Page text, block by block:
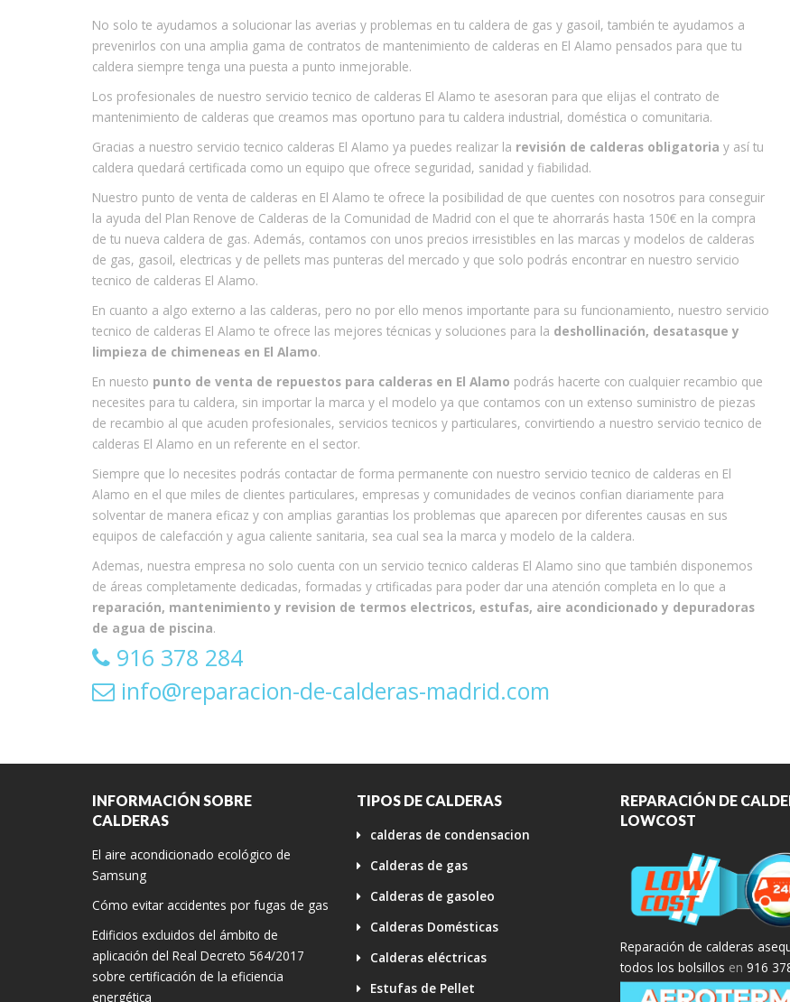
No solo te ayudamos a solucionar las averias y problemas en tu caldera de gas y gasoil, también te ayudamos a
prevenirlos con una amplia gama de contratos de mantenimiento de calderas en El Alamo pensados para que tu
caldera siempre tenga una puesta a punto inmejorable.
Los profesionales de nuestro servicio tecnico de calderas El Alamo te asesoran para que elijas el contrato de
mantenimiento de calderas que creamos mas oportuno para tu caldera industrial, doméstica o comunitaria.
Gracias a nuestro servicio tecnico calderas El Alamo ya puedes realizar la revisión de calderas obligatoria y así tu
caldera quedará certificada como un equipo que ofrece seguridad, sanidad y fiabilidad.
Nuestro punto de venta de calderas en El Alamo te ofrece la posibilidad de que cuentes con nosotros para conseguir
la ayuda del Plan Renove de Calderas de la Comunidad de Madrid con el que te ahorrarás hasta 150€ en la compra
de tu nueva caldera de gas. Además, contamos con unos precios irresistibles en las marcas y modelos de calderas
de gas, gasoil, electricas y de pellets mas punteras del mercado y que solo podrás encontrar en nuestro servicio
tecnico de calderas El Alamo.
En cuanto a algo externo a las calderas, pero no por ello menos importante para su funcionamiento, nuestro servicio
tecnico de calderas El Alamo te ofrece las mejores técnicas y soluciones para la deshollinación, desatasque y
limpieza de chimeneas en El Alamo.
En nuesto punto de venta de repuestos para calderas en El Alamo podrás hacerte con cualquier recambio que
necesites para tu caldera, sin importar la marca y el modelo ya que contamos con un extenso suministro de piezas
de recambio al que acuden profesionales, servicios tecnicos y particulares, convirtiendo a nuestro servicio tecnico de
calderas El Alamo en un referente en el sector.
Siempre que lo necesites podrás contactar de forma permanente con nuestro servicio tecnico de calderas en El
Alamo en el que miles de clientes particulares, empresas y comunidades de vecinos confian diariamente para
solventar de manera eficaz y con amplias garantias los problemas que aparecen por diferentes causas en sus
equipos de calefacción y agua caliente sanitaria, sea cual sea la marca y modelo de la caldera.
Ademas, nuestra empresa no solo cuenta con un servicio tecnico calderas El Alamo sino que también disponemos
de áreas completamente dedicadas, formadas y crtificadas para poder dar una atención completa en lo que a
reparación, mantenimiento y revision de termos electricos, estufas, aire acondicionado y depuradoras
de agua de piscina.
916 378 284
info@reparacion-de-calderas-madrid.com
INFORMACIÓN SOBRE
CALDERAS
El aire acondicionado ecológico de
Samsung
Cómo evitar accidentes por fugas de gas
Edificios excluidos del ámbito de
aplicación del Real Decreto 564/2017
sobre certificación de la eficiencia
energética
TIPOS DE CALDERAS
calderas de condensacion
Calderas de gas
Calderas de gasoleo
Calderas Domésticas
Calderas eléctricas
Estufas de Pellet
REPARACIÓN DE
LOWCOST
Reparación de calderas
todos los bolsillos en 916